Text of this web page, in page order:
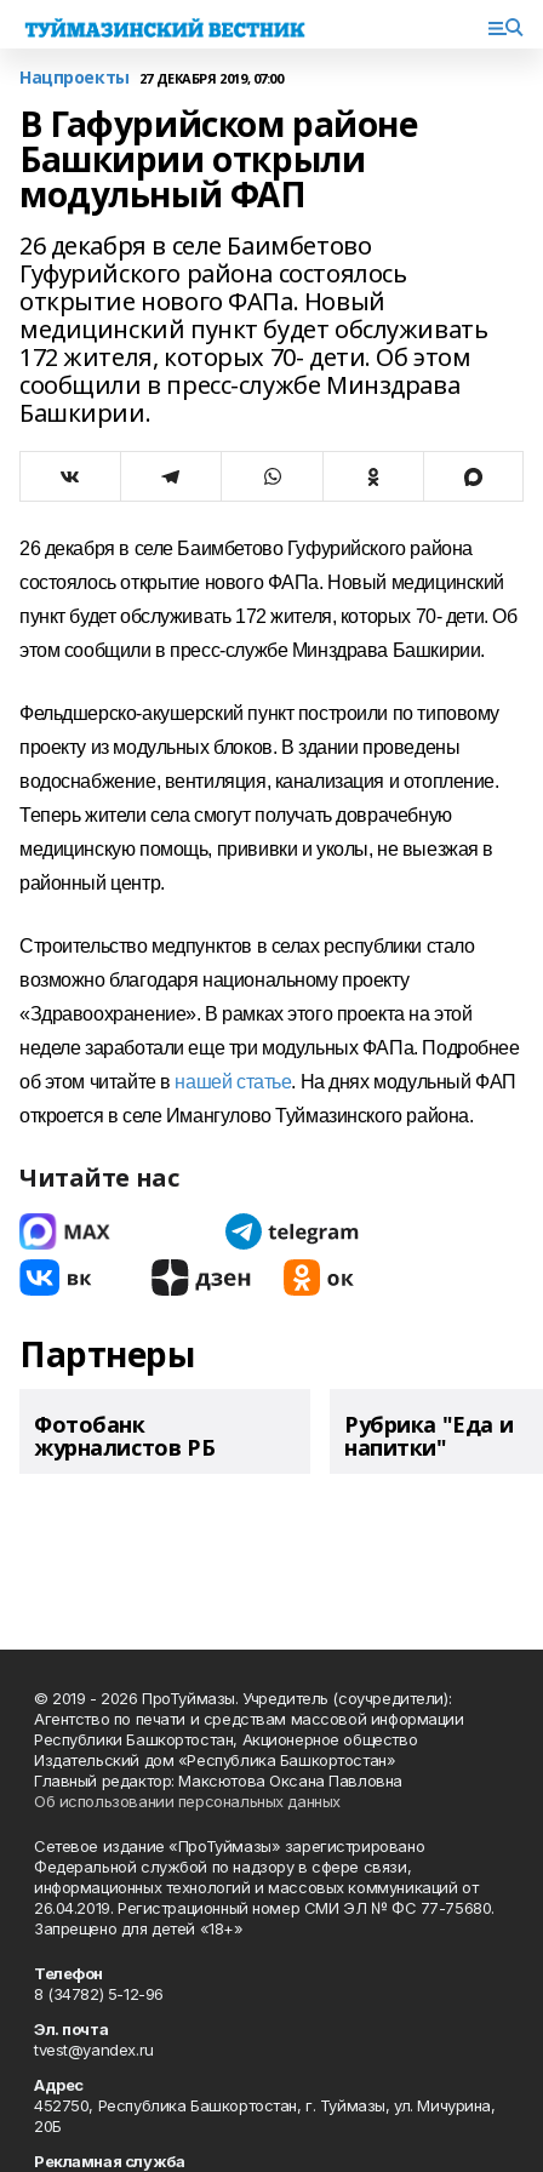
Нацпроекты 27 ДЕКАБРЯ 2019, 07:00
В Гафурийском районе
Башкирии открыли
модульный ФАП
26 декабря в селе Баимбетово
Гуфурийского района состоялось
открытие нового ФАПа. Новый
медицинский пункт будет обслуживать
172 жителя, которых 70- дети. Об этом
сообщили в пресс-службе Минздрава
Башкирии.
26 декабря в селе Баимбетово Гуфурийского района
состоялось открытие нового ФАПа. Новый медицинский
пункт будет обслуживать 172 жителя, которых 70- дети. Об
этом сообщили в пресс-службе Минздрава Башкирии.
Фельдшерско-акушерский пункт построили по типовому
проекту из модульных блоков. В здании проведены
водоснабжение, вентиляция, канализация и отопление.
Теперь жители села смогут получать доврачебную
медицинскую помощь, прививки и уколы, не выезжая в
районный центр.
Строительство медпунктов в селах республики стало
возможно благодаря национальному проекту
«Здравоохранение». В рамках этого проекта на этой
неделе заработали еще три модульных ФАПа. Подробнее
об этом читайте в нашей статье. На днях модульный ФАП
откроется в селе Имангулово Туймазинского района.
Читайте нас
Партнеры
Фотобанк
журналистов РБ
Рубрика "Еда и
напитки"
© 2019 - 2026 ПроТуймазы. Учредитель (соучредители):
Агентство по печати и средствам массовой информации
Республики Башкортостан, Акционерное общество
Издательский дом «Республика Башкортостан»
Главный редактор: Максютова Оксана Павловна
Об использовании персональных данных
Сетевое издание «ПроТуймазы» зарегистрировано
Федеральной службой по надзору в сфере связи,
информационных технологий и массовых коммуникаций от
26.04.2019. Регистрационный номер СМИ ЭЛ № ФС 77-75680.
Запрещено для детей «18+»
Телефон
8 (34782) 5-12-96
Эл. почта
tvest@yandex.ru
Адрес
452750, Республика Башкортостан, г. Туймазы, ул. Мичурина,
20Б
Рекламная служба